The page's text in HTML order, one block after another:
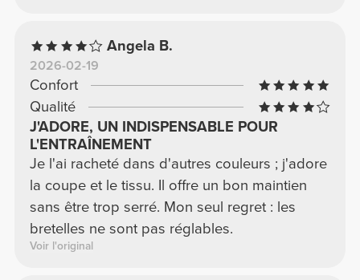
Angela B.
2026-02-19
Confort
Qualité
J'ADORE, UN INDISPENSABLE POUR
L'ENTRAÎNEMENT
Je l'ai racheté dans d'autres couleurs ; j'adore
la coupe et le tissu. Il offre un bon maintien
sans être trop serré. Mon seul regret : les
bretelles ne sont pas réglables.
Voir l'original